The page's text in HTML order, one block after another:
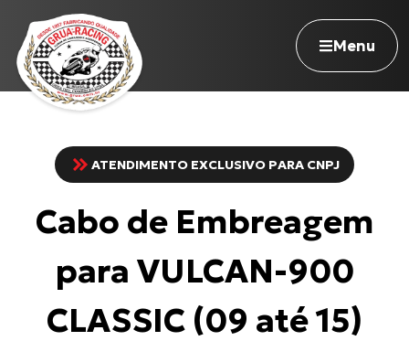
Menu
Navegue pelo site
Nossa história
Atuação
Seja revendedor
Onde comprar
Contato
ATENDIMENTO EXCLUSIVO PARA CNPJ
Cabo de Embreagem
para VULCAN-900
CLASSIC (09 até 15)